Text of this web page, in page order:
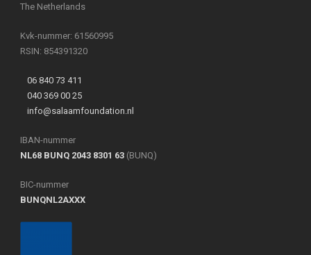
The Netherlands
Kvk-nummer: 61560995
RSIN: 854391320
06 840 73 411
040 369 00 25
info@salaamfoundation.nl
IBAN-nummer
NL68 BUNQ 2043 8301 63 (BUNQ)
BIC-nummer
BUNQNL2AXXX